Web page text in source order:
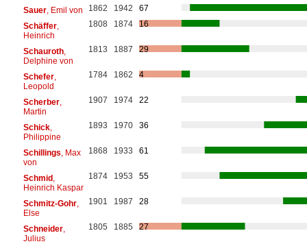
Sauer, Emil von 1862 1942
67
Schäffer,
Heinrich
1808 1874 16
Schauroth,
Delphine von
1813 1887 29
Schefer,
Leopold
1784 1862 4
Scherber,
Martin
1907 1974 22
Schick,
Philippine
1893 1970 36
Schillings , Max
von
1868 1933 61
Schmid,
Heinrich Kaspar
1874 1953 55
Schmitz-Gohr,
Else
1901 1987 28
Schneider,
Julius
1805 1885 27